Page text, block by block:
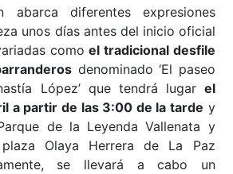
abarca diferentes expresiones
unos días antes del inicio oficial
comoel tradicional desfile
denominado ‘El paseo
López’ que tendrá lugar el
a partir de las 3:00 de la tarde y
de la Leyenda Vallenata y
Olaya Herrera de La Paz
se llevará a cabo un